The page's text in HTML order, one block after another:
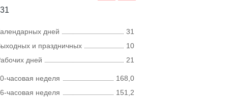
31
дней
31
и праздничных
10
дней
21
часовая неделя
168,0
часовая неделя
151,2